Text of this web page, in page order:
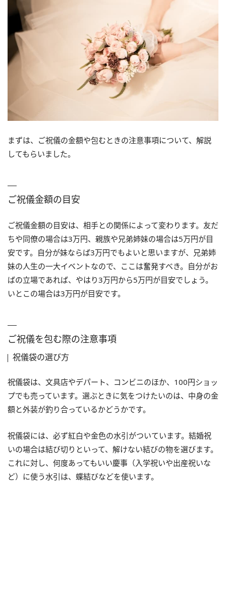
まずは、ご祝儀の金額や包むときの注意事項について、解説
してもらいました。
ご祝儀金額の目安
ご祝儀金額の目安は、相手との関係によって変わります。友だ
ちや同僚の場合は3万円、親族や兄弟姉妹の場合は5万円が目
安です。自分が妹ならば3万円でもよいと思いますが、兄弟姉
妹の人生の一大イベントなので、ここは奮発すべき。自分がお
ばの立場であれば、やはり3万円から5万円が目安でしょう。
いとこの場合は3万円が目安です。
ご祝儀を包む際の注意事項
祝儀袋の選び方
祝儀袋は、文具店やデパート、コンビニのほか、100円ショッ
プでも売っています。選ぶときに気をつけたいのは、中身の金
額と外装が釣り合っているかどうかです。
祝儀袋には、必ず紅白や金色の水引がついています。結婚祝
いの場合は結び切りといって、解けない結びの物を選びます。
これに対し、何度あってもいい慶事（入学祝いや出産祝いな
ど）に使う水引は、蝶結びなどを使います。